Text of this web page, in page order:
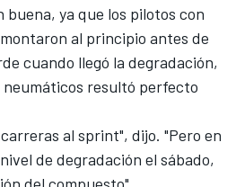
ya que los pilotos con
al principio antes de
cuando llegó la degradación,
resultó perfecto
al sprint", dijo. "Pero en
de degradación el sábado,
del compuesto".